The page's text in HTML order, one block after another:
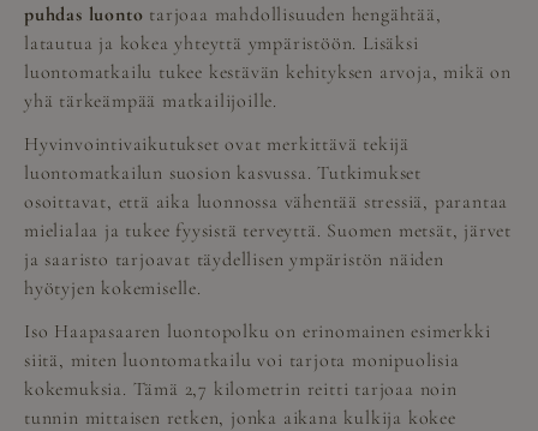
puhdas luonto tarjoaa mahdollisuuden hengähtää,
latautua ja kokea yhteyttä ympäristöön. Lisäksi
luontomatkailu tukee kestävän kehityksen arvoja, mikä on
yhä tärkeämpää matkailijoille.
Hyvinvointivaikutukset ovat merkittävä tekijä
luontomatkailun suosion kasvussa. Tutkimukset
osoittavat, että aika luonnossa vähentää stressiä, parantaa
mielialaa ja tukee fyysistä terveyttä. Suomen metsät, järvet
ja saaristo tarjoavat täydellisen ympäristön näiden
hyötyjen kokemiselle.
Iso Haapasaaren luontopolku on erinomainen esimerkki
siitä, miten luontomatkailu voi tarjota monipuolisia
kokemuksia. Tämä 2,7 kilometrin reitti tarjoaa noin
tunnin mittaisen retken, jonka aikana kulkija kokee